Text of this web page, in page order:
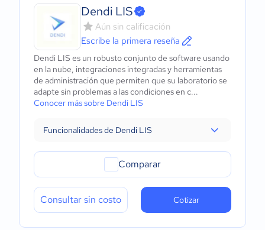
Dendi LIS
Aún sin calificación
Escribe la primera reseña
Dendi LIS es un robusto conjunto de software usando
en la nube, integraciones integradas y herramientas
de administración que permiten que su laboratorio se
adapte sin problemas a las condiciones en c...
Conocer más sobre Dendi LIS
Funcionalidades de Dendi LIS
Comparar
Consultar sin costo Cotizar